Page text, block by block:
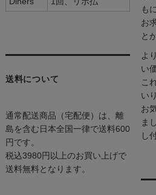
送料について
通常配送商品（宅配便）は、離
島を含む日本全国一律で送料600
円です。
税込3980円以上のお買い上げで
送料無料となります。
も
お
と
よ
い
こ
い
お
ま
し